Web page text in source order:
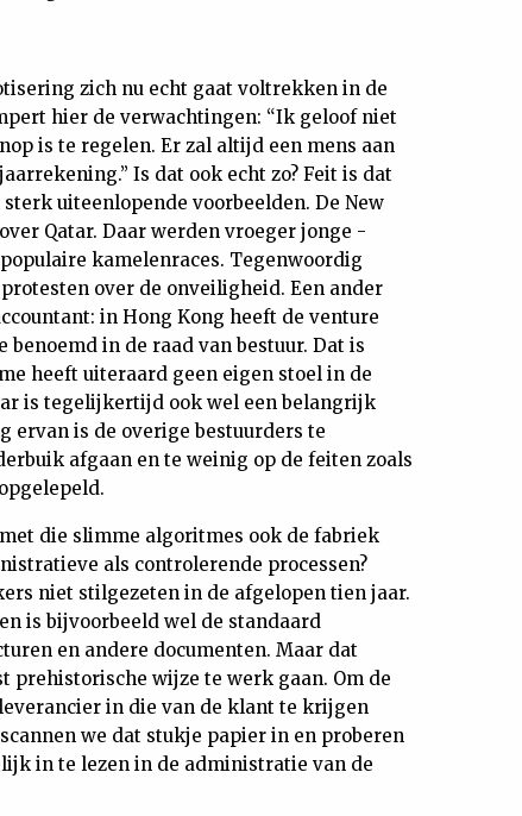
zich nu echt gaat voltrekken in de
hier de verwachtingen: “Ik geloof niet
is te regelen. Er zal altijd een mens aan
Is dat ook echt zo? Feit is dat
uiteenlopende voorbeelden. De New
Qatar. Daar werden vroeger jonge -
kamelenraces. Tegenwoordig
over de onveiligheid. Een ander
in Hong Kong heeft de venture
in de raad van bestuur. Dat is
heeft uiteraard geen eigen stoel in de
is tegelijkertijd ook wel een belangrijk
ervan is de overige bestuurders te
afgaan en te weinig op de feiten zoals
die slimme algoritmes ook de fabriek
als controlerende processen?
niet stilgezeten in de afgelopen tien jaar.
is bijvoorbeeld wel de standaard
en andere documenten. Maar dat
wijze te werk gaan. Om de
in die van de klant te krijgen
we dat stukje papier in en proberen
in te lezen in de administratie van de